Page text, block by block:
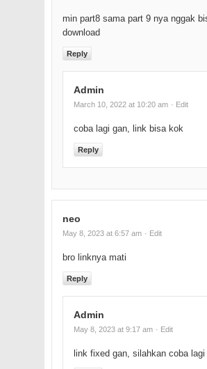
min part8 sama part 9 nya nggak
download
Reply
Admin
March 10, 2022 at 10:20 am · Edit
coba lagi gan, link bisa kok
Reply
neo
May 8, 2023 at 6:57 am · Edit
bro linknya mati
Reply
Admin
May 8, 2023 at 9:17 am · Edit
link fixed gan, silahkan coba lagi